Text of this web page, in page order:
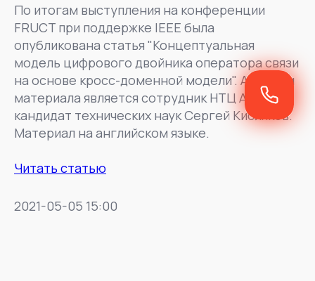
По итогам выступления на конференции
FRUCT при поддержке IEEE была
опубликована статья "Концептуальная
модель цифрового двойника оператора связи
на основе кросс-доменной модели". Автором
материала является сотрудник НТЦ АРГУС,
кандидат технических наук Сергей Кисляков.
Материал на английском языке.
Читать статью
2021-05-05 15:00